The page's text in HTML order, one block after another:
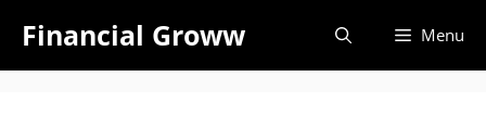
content
Financial Groww Menu